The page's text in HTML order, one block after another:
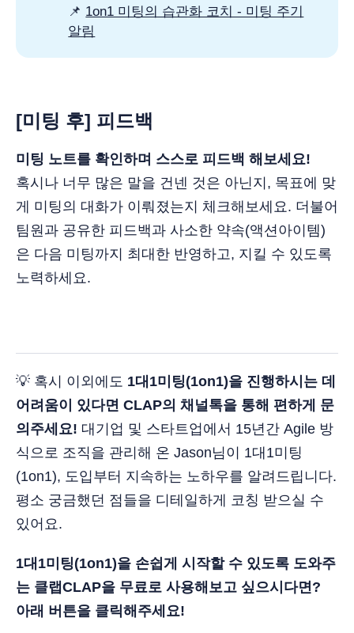
📌 1on1 미팅의 습관화 코치 - 미팅 주기
알림
[미팅 후] 피드백
미팅 노트를 확인하며 스스로 피드백 해보세요!
혹시나 너무 많은 말을 건넨 것은 아닌지, 목표에 맞
게 미팅의 대화가 이뤄졌는지 체크해보세요. 더불어
팀원과 공유한 피드백과 사소한 약속(액션아이템)
은 다음 미팅까지 최대한 반영하고, 지킬 수 있도록
노력하세요.
💡 혹시 이외에도 1대1미팅(1on1)을 진행하시는 데
어려움이 있다면 CLAP의 채널톡을 통해 편하게 문
의주세요! 대기업 및 스타트업에서 15년간 Agile 방
식으로 조직을 관리해 온 Jason님이 1대1미팅
(1on1), 도입부터 지속하는 노하우를 알려드립니다.
평소 궁금했던 점들을 디테일하게 코칭 받으실 수
있어요.
1대1미팅(1on1)을 손쉽게 시작할 수 있도록 도와주
는 클랩CLAP을 무료로 사용해보고 싶으시다면?
아래 버튼을 클릭해주세요!